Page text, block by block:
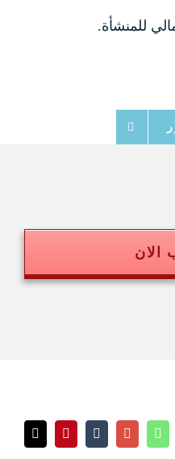
للمنشأة.
الان
Whatsapp
Google+
Tumblr
Pinterest